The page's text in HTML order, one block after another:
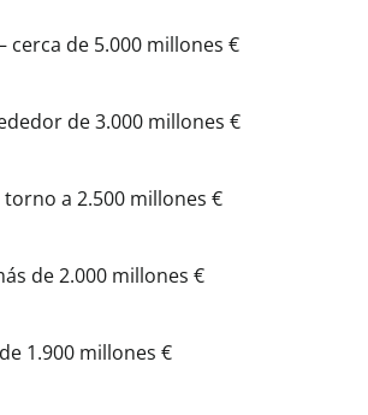
cerca de 5.000 millones €
de 3.000 millones €
torno a 2.500 millones €
de 2.000 millones €
1.900 millones €